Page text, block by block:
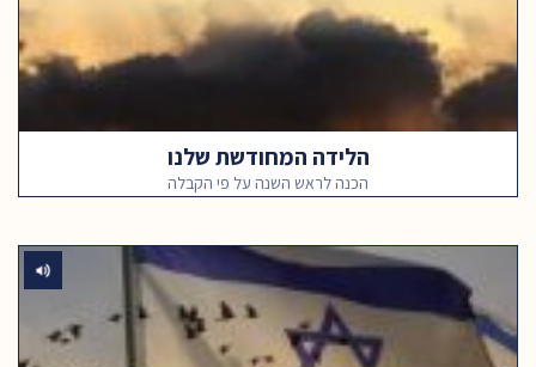
הלידה המחודשת שלנו
הכנה לראש השנה על פי הקבלה